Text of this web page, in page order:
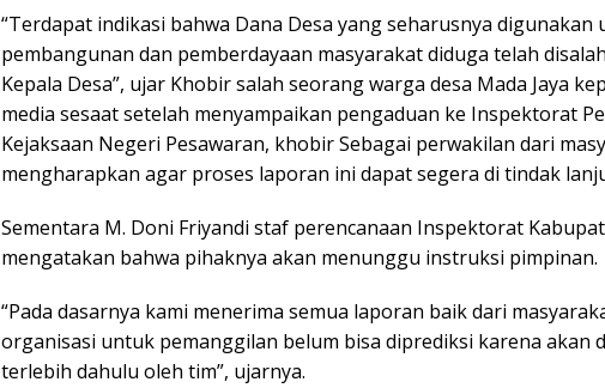
“Terdapat indikasi bahwa Dana Desa yang seharusnya digunakan
pembangunan dan pemberdayaan masyarakat diduga telah
Kepala Desa”, ujar Khobir salah seorang warga desa Mada Jaya
media sesaat setelah menyampaikan pengaduan ke Inspektorat
Kejaksaan Negeri Pesawaran, khobir Sebagai perwakilan dari
mengharapkan agar proses laporan ini dapat segera di tindak
Sementara M. Doni Friyandi staf perencanaan Inspektorat
mengatakan bahwa pihaknya akan menunggu instruksi pimpinan.
“Pada dasarnya kami menerima semua laporan baik dari
organisasi untuk pemanggilan belum bisa diprediksi karena akan
terlebih dahulu oleh tim”, ujarnya.